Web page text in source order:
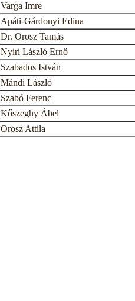
Varga Imre
Apáti-Gárdonyi Edina
Dr. Orosz Tamás
Nyiri László Ernő
Szabados István
Mándi László
Szabó Ferenc
Kőszeghy Ábel
Orosz Attila